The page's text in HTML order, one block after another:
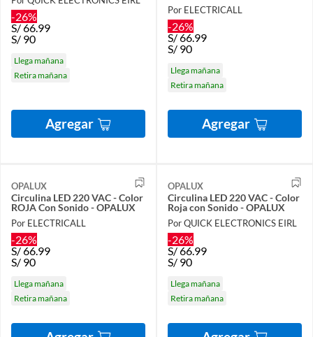
-26%
S/66.99
S/ 90
Llega mañana
Retira mañana
Agregar
Por ELECTRICALL
-26%
S/66.99
S/ 90
Llega mañana
Retira mañana
Agregar
OPALUX
Circulina LED 220 VAC - Color
ROJA Con Sonido - OPALUX
Por ELECTRICALL
-26%
S/66.99
S/ 90
Llega mañana
Retira mañana
OPALUX
Circulina LED 220 VAC - Color
Roja con Sonido - OPALUX
Por QUICK ELECTRONICS EIRL
-26%
S/66.99
S/ 90
Llega mañana
Retira mañana